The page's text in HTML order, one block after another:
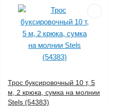
Трос буксировочный 10 т, 5
м, 2 крюка, сумка на молнии
Stels (54383)